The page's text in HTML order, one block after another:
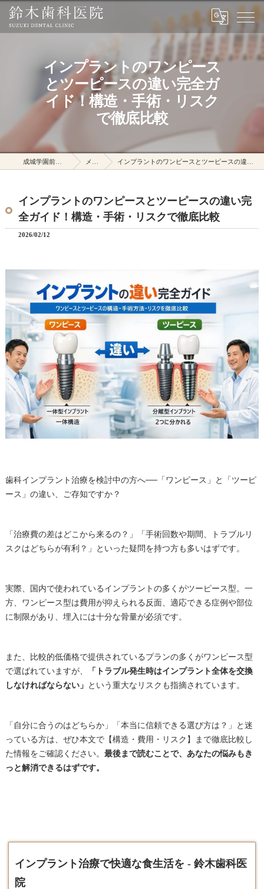
インプラントのワンピース
とツーピースの違い完全ガ
イド！構造・手術・リスク
で徹底比較
成城学園前駅の鈴木歯科医院 メディア インプラントのワンピースとツーピースの違い完全ガイド！構造・手術・リスクで徹底比較
インプラントのワンピースとツーピースの違い完
全ガイド！構造・手術・リスクで徹底比較
2026/02/12
歯科インプラント治療を検討中の方へ──「ワンピース」と「ツーピ
ース」の違い、ご存知ですか？
「治療費の差はどこから来るの？」「手術回数や期間、トラブルリ
スクはどちらが有利？」といった疑問を持つ方も多いはずです。
実際、国内で使われているインプラントの多くがツーピース型。一
方、ワンピース型は費用が抑えられる反面、適応できる症例や部位
に制限があり、埋入には十分な骨量が必須です。
また、比較的低価格で提供されているプランの多くがワンピース型
で選ばれていますが、
「トラブル発生時はインプラント全体を交換
しなければならない」 という重大なリスクも指摘されています。
「自分に合うのはどちらか」「本当に信頼できる選び方は？」と迷
っている方は、ぜひ本文で【構造・費用・リスク】まで徹底比較し
た情報をご確認ください。 最後まで読むことで、あなたの悩みもき
っと解消できるはずです。
インプラント治療で快適な食生活を - 鈴木歯科医
院